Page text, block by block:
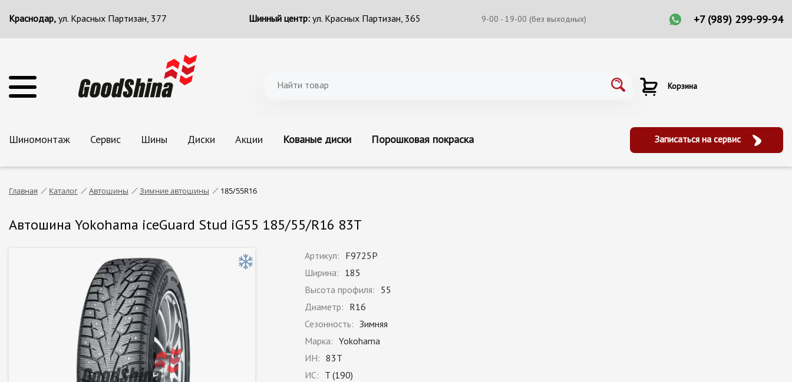
Краснодар, ул. Красных Партизан, 377 Шинный центр:ул. Красных Партизан, 365 9-00 - 19-00 (без выходных) +7 (989) 299-99-94
Корзина
Шиномонтаж Сервис Шины Диски Акции Кованые диски Порошковая покраска Записаться на сервис
Главная Каталог Автошины Зимние автошины 185/55R16
Автошина Yokohama iceGuard Stud iG55 185/55/R16 83T
Артикул: F9725P
Ширина: 185
Высота профиля: 55
Диаметр: R16
Сезонность: Зимняя
Марка: Yokohama
ИН: 83T
ИС: T (190)